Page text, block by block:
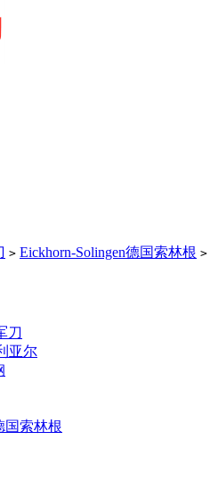
> Eickhorn-Solingen德国索林根 >
刀
亚尔
国索林根